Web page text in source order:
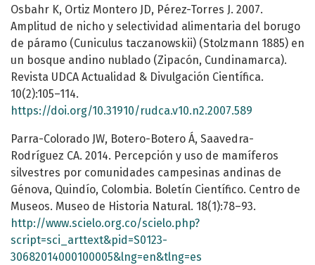
Osbahr K, Ortiz Montero JD, Pérez-Torres J. 2007.
Amplitud de nicho y selectividad alimentaria del borugo
de páramo (Cuniculus taczanowskii) (Stolzmann 1885) en
un bosque andino nublado (Zipacón, Cundinamarca).
Revista UDCA Actualidad & Divulgación Científica.
10(2):105–114.
https://doi.org/10.31910/rudca.v10.n2.2007.589
Parra-Colorado JW, Botero-Botero Á, Saavedra-
Rodríguez CA. 2014. Percepción y uso de mamíferos
silvestres por comunidades campesinas andinas de
Génova, Quindío, Colombia. Boletín Científico. Centro de
Museos. Museo de Historia Natural. 18(1):78–93.
http://www.scielo.org.co/scielo.php?
script=sci_arttext&pid=S0123-
30682014000100005&lng=en&tlng=es